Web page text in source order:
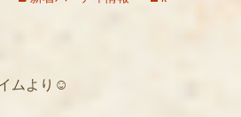
ムより☺️